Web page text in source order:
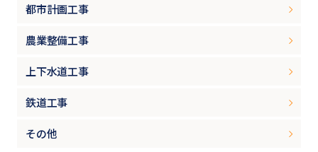
都市計画工事
農業整備工事
上下水道工事
鉄道工事
その他